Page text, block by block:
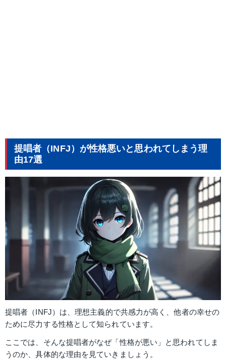
提唱者（INFJ）が性格悪いと思われてしまう理
由17選
提唱者（INFJ）は、理想主義的で共感力が高く、他者の幸せの
ために尽力する性格として知られています。
ここでは、そんな提唱者がなぜ「性格が悪い」と思われてしま
うのか、具体的な理由を見ていきましょう。